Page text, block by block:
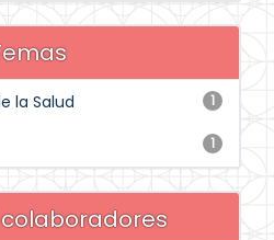
1
la Salud
1